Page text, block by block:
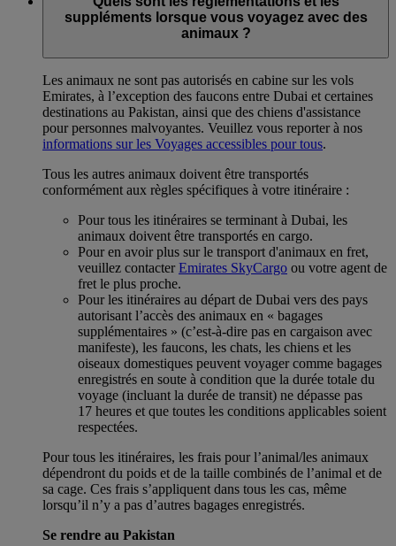
suppléments lorsque vous voyagez avec des
animaux ?
Les animaux ne sont pas autorisés en cabine sur les vols
Emirates, à l’exception des faucons entre Dubai et certaines
destinations au Pakistan, ainsi que des chiens d'assistance
pour personnes malvoyantes. Veuillez vous reporter à nos
informations sur les Voyages accessibles pour tous.
Tous les autres animaux doivent être transportés
conformément aux règles spécifiques à votre itinéraire :
Pour tous les itinéraires se terminant à Dubai, les
animaux doivent être transportés en cargo.
Pour en avoir plus sur le transport d'animaux en fret,
veuillez contacterEmirates SkyCargo ou votre agent de
fret le plus proche.
Pour les itinéraires au départ de Dubai vers des pays
autorisant l’accès des animaux en « bagages
supplémentaires » (c’est-à-dire pas en cargaison avec
manifeste), les faucons, les chats, les chiens et les
oiseaux domestiques peuvent voyager comme bagages
enregistrés en soute à condition que la durée totale du
voyage (incluant la durée de transit) ne dépasse pas
17 heures et que toutes les conditions applicables soient
respectées.
Pour tous les itinéraires, les frais pour l’animal/les animaux
dépendront du poids et de la taille combinés de l’animal et de
sa cage. Ces frais s’appliquent dans tous les cas, même
lorsqu’il n’y a pas d’autres bagages enregistrés.
Se rendre au Pakistan